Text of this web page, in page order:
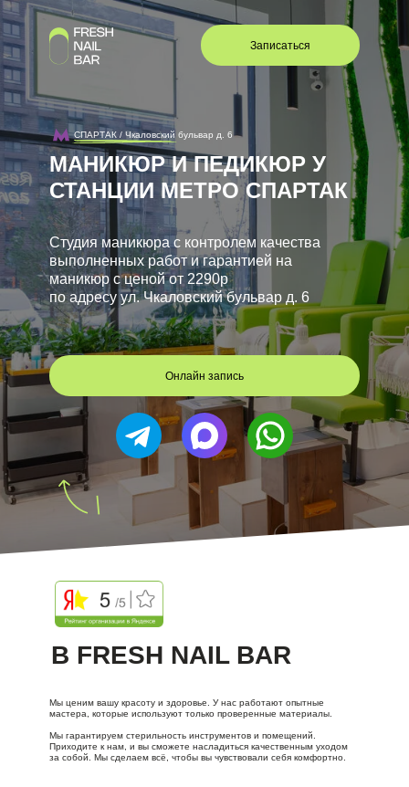
Студия маникюра с контролем качества
выполненных работ и гарантией на
маникюр с ценой от 2290р
по адресу ул. Чкаловский бульвар д. 6
МАНИКЮР И ПЕДИКЮР У
СТАНЦИИ МЕТРО СПАРТАК
Онлайн запись
Записаться
В FRESH NAIL BAR
Мы ценим вашу красоту и здоровье. У нас работают опытные
мастера, которые используют только проверенные материалы.
Мы гарантируем стерильность инструментов и помещений.
Приходите к нам, и вы сможете насладиться качественным уходом
за собой. Мы сделаем всё, чтобы вы чувствовали себя комфортно.
|
СПАРТАК / Чкаловский бульвар д. 6
Присоединяйтесь к
нашей команде